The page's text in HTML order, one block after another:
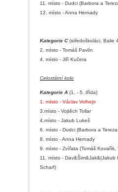
11. místo - Dudci (Barbora a
12. místo - Anna Hernady
Kategorie C(středoškoláci, Balie
2. místo - Tomáš Pavlín
4. místo - Jiří Kučera
Celostátní kolo
Kategorie A (1. - 5. třída)
1. místo - Václav Volhejn
3.místo - Vojtěch Tollar
4.místo - Jakub Lukeš
6. místo - Dudci (Barbora a
8. místo - Anna Hernady
9. místo - Zvířata (Tomáš Kovařík,
11. místo -
Scharf)